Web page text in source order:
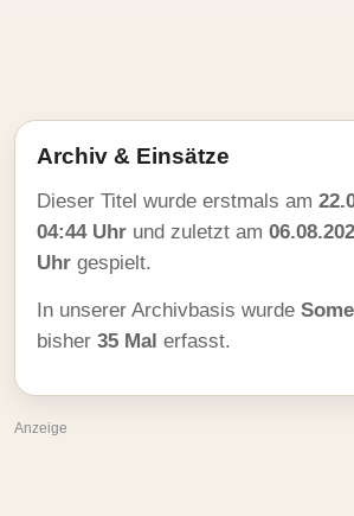
Archiv & Einsätze
Dieser Titel wurde erstmals am
04:44 Uhr und zuletzt am
Uhr gespielt.
In unserer Archivbasis wurde
bisher 35 Mal erfasst.
Anzeige